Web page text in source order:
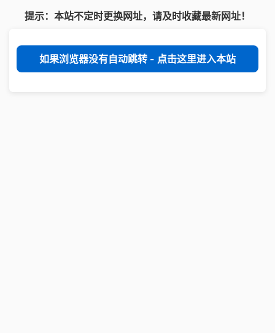
提示：本站不定时更换网址，请及时收藏最新网址！
如果浏览器没有自动跳转 - 点击这里进入本站